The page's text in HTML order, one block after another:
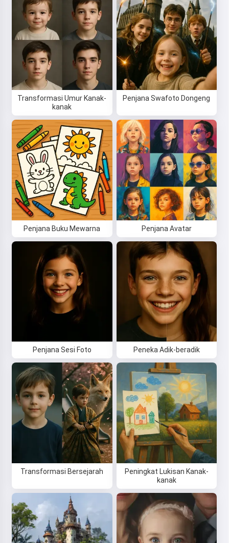
Transformasi Umur Kanak-
kanak
Penjana Swafoto Dongeng
Penjana Buku Mewarna Penjana Avatar
Penjana Sesi Foto Peneka Adik-beradik
Transformasi Bersejarah
Peningkat Lukisan Kanak-
kanak
Hai! Saya Storiko 👋
Saya menceritakan kisah
dongeng ajaib sebelum tidur
untuk anak-anak anda 🌟
Baca cerita dongeng
Dengan mula menggunakan perkhidmatan ini, anda
menerima:Syarat Perkhidmatan, Dasar Privasi,Dasar
Bayaran Balik